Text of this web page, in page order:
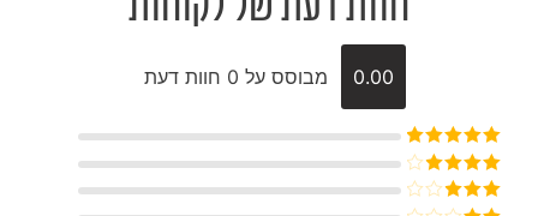
0.00 מבוסס על 0 חוות דעת
דורג5מתוך
5
דורג4
מתוך 5